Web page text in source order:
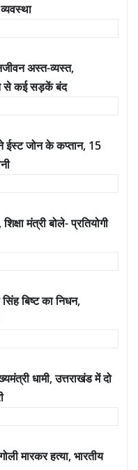
अस्त-व्यस्त,
से कई सड़कें बंद
ईस्ट जोन के कप्तान, 15
मंत्री बोले- प्रतियोगी
बिष्ट का निधन,
धामी, उत्तराखंड में दो
मारकर हत्या, भारतीय